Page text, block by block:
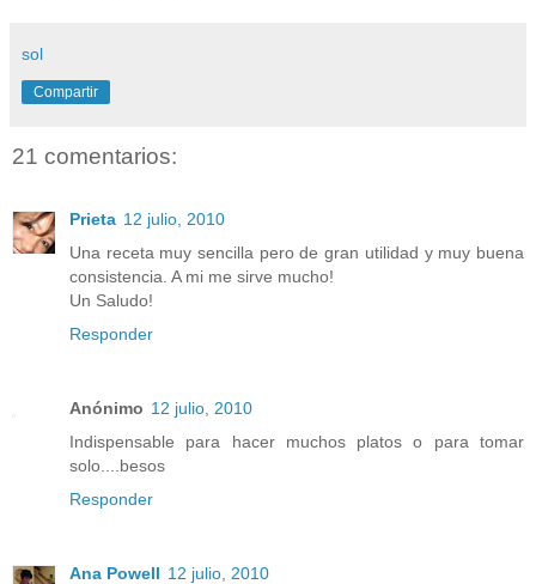
sol
Compartir
21 comentarios:
Prieta 12 julio, 2010
Una receta muy sencilla pero de gran utilidad y muy buena
consistencia. A mi me sirve mucho!
Un Saludo!
Responder
Anónimo 12 julio, 2010
Indispensable para hacer muchos platos o para tomar
solo....besos
Responder
Ana Powell 12 julio, 2010